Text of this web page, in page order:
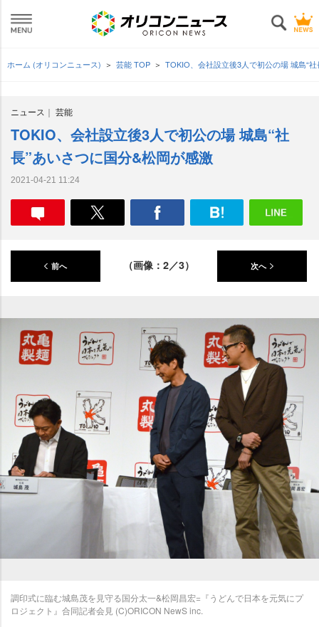
ホーム (オリコンニュース) 芸能 TOP TOKIO、会社設立後3人で初公の場 城島“
ニュース 芸能
TOKIO、会社設立後3人で初公の場 城島“社
長”あいさつに国分&松岡が感激
2021-04-21 11:24
前へ （画像：2／3） 次へ
調印式に臨む城島茂を見守る国分太一&松岡昌宏=『うどんで日本を元気にプ
ロジェクト』合同記者会見 (C)ORICON NewS inc.